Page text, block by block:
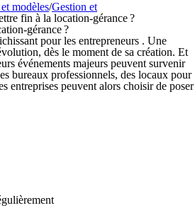
modèles/Gestion et
fin à la location-gérance ?
gérance ?
pour les entrepreneurs . Une
dès le moment de sa création. Et
événements majeurs peuvent survenir
bureaux professionnels, des locaux pour
entreprises peuvent alors choisir de poser